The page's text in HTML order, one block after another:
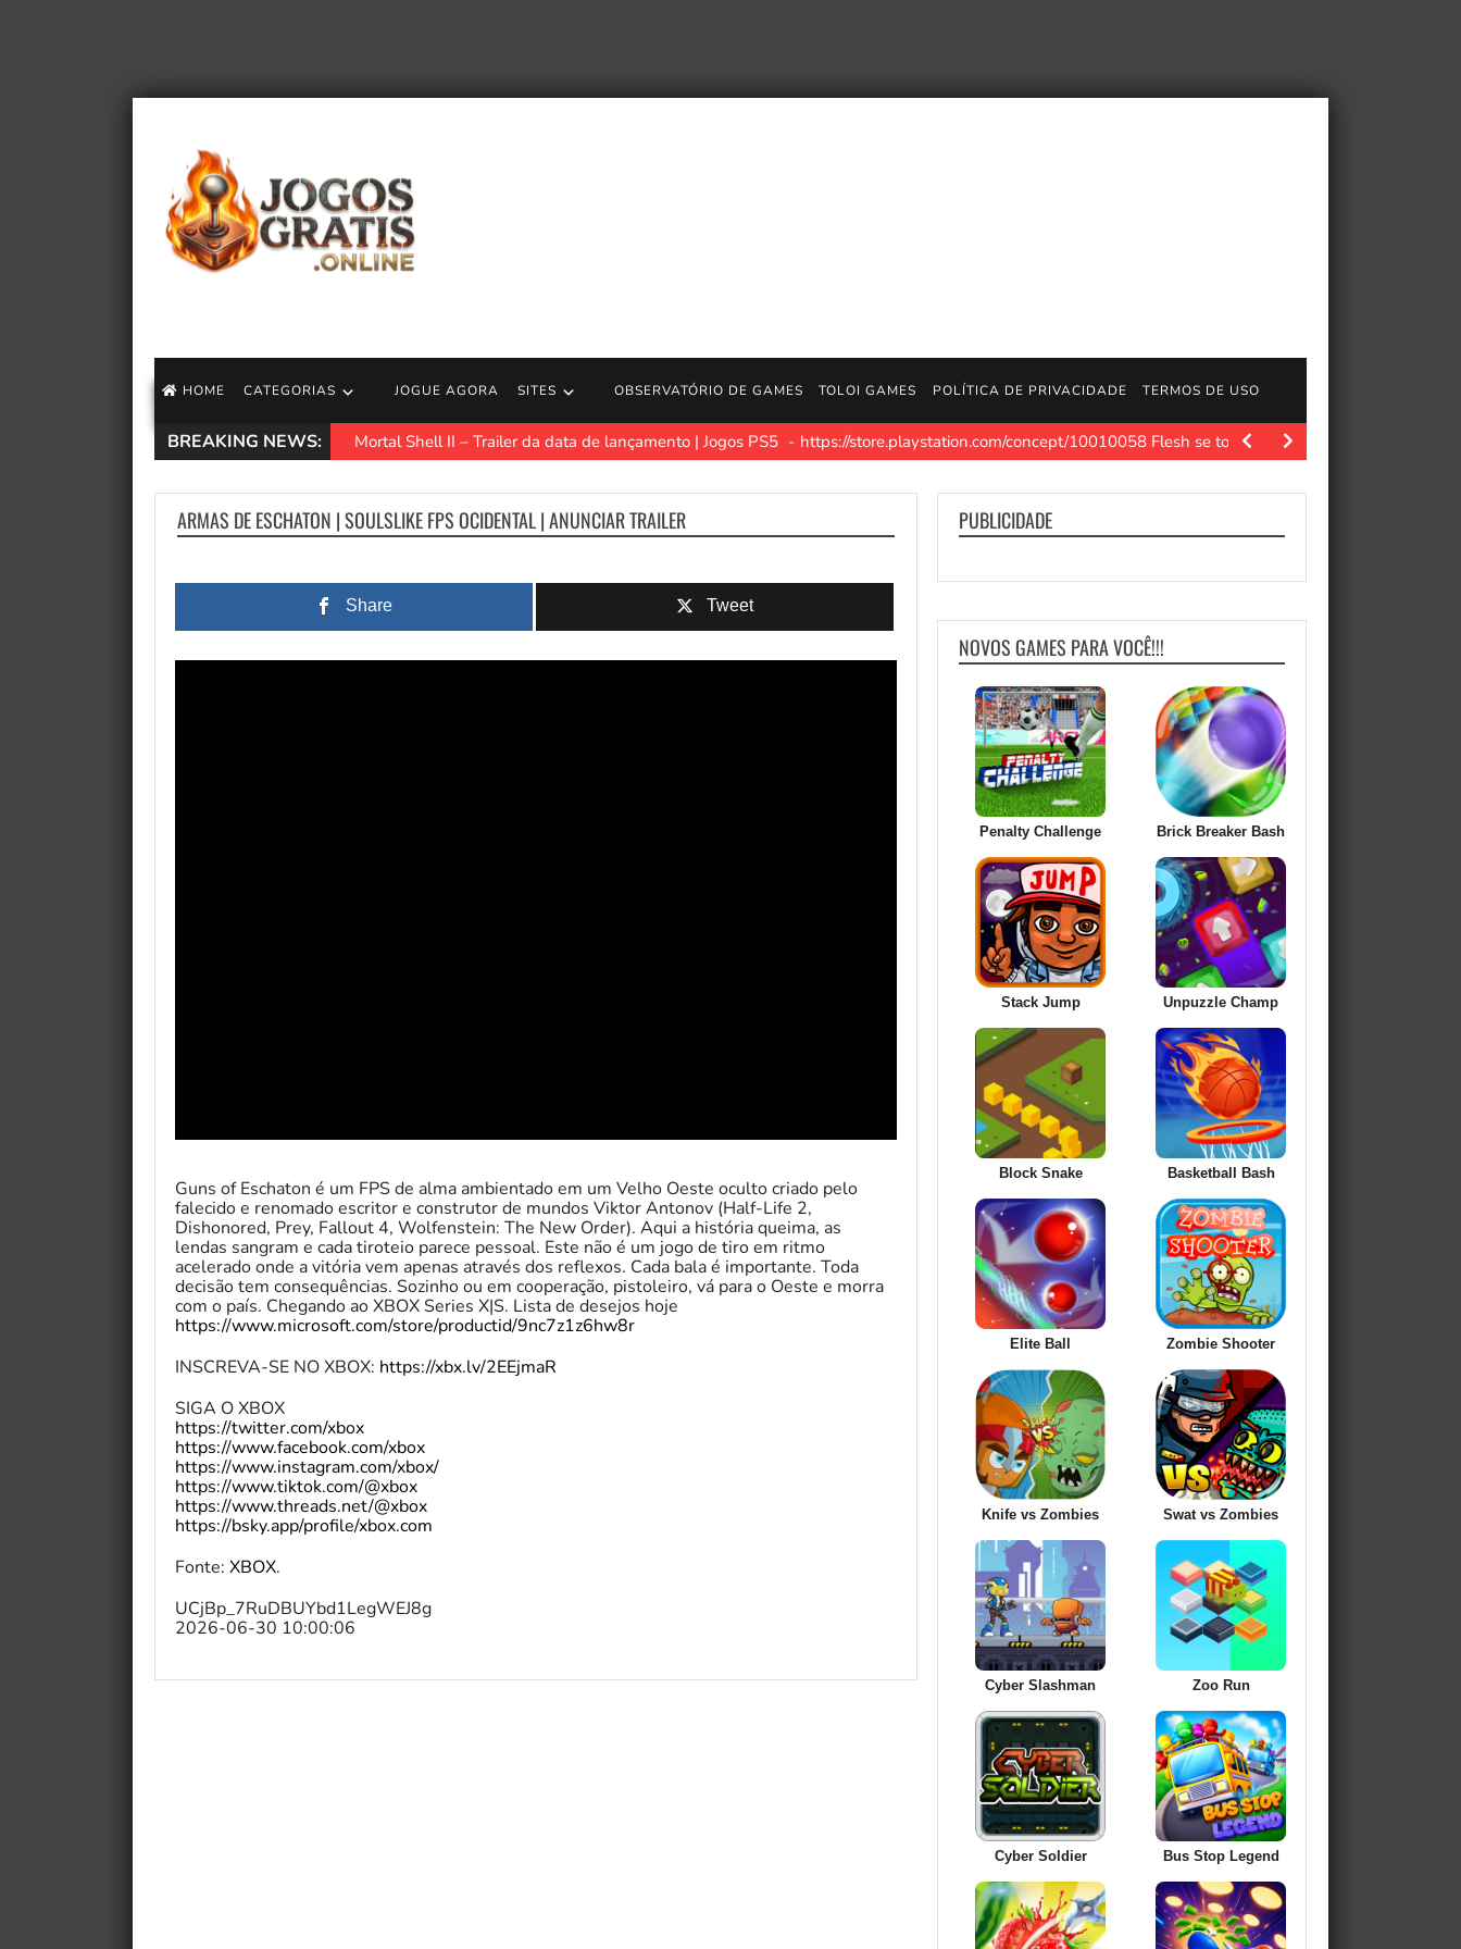
HOME CATEGORIAS JOGUE AGORA SITES OBSERVATÓRIO DE GAMES TOLOI GAMES POLÍTICA DE PRIVACIDADE TERMOS DE USO
BREAKING NEWS: O produtor de Demon Slayer, Aniplex, está aberto ao uso de IA para contribuir com o processo criativo Polygon.com. Aniplex, subsidiária de produção
ARMAS DE ESCHATON | SOULSLIKE FPS OCIDENTAL | ANUNCIAR TRAILER
Share Tweet
Guns of Eschaton é um FPS de alma ambientado em um Velho Oeste oculto criado pelo
falecido e renomado escritor e construtor de mundos Viktor Antonov (Half-Life 2,
Dishonored, Prey, Fallout 4, Wolfenstein: The New Order). Aqui a história queima, as
lendas sangram e cada tiroteio parece pessoal. Este não é um jogo de tiro em ritmo
acelerado onde a vitória vem apenas através dos reflexos. Cada bala é importante. Toda
decisão tem consequências. Sozinho ou em cooperação, pistoleiro, vá para o Oeste e morra
com o país. Chegando ao XBOX Series X|S. Lista de desejos hoje
https://www.microsoft.com/store/productid/9nc7z1z6hw8r
INSCREVA-SE NO XBOX: https://xbx.lv/2EEjmaR
SIGA O XBOX
https://twitter.com/xbox
https://www.facebook.com/xbox
https://www.instagram.com/xbox/
https://www.tiktok.com/@xbox
https://www.threads.net/@xbox
https://bsky.app/profile/xbox.com
Fonte: XBOX.
UCjBp_7RuDBUYbd1LegWEJ8g
2026-06-30 10:00:06
PUBLICIDADE
NOVOS GAMES PARA VOCÊ!!!
Penalty Challenge Brick Breaker Bash
Stack Jump Unpuzzle Champ
Block Snake Basketball Bash
Elite Ball Zombie Shooter
Knife vs Zombies Swat vs Zombies
Cyber Slashman Zoo Run
Cyber Soldier Bus Stop Legend